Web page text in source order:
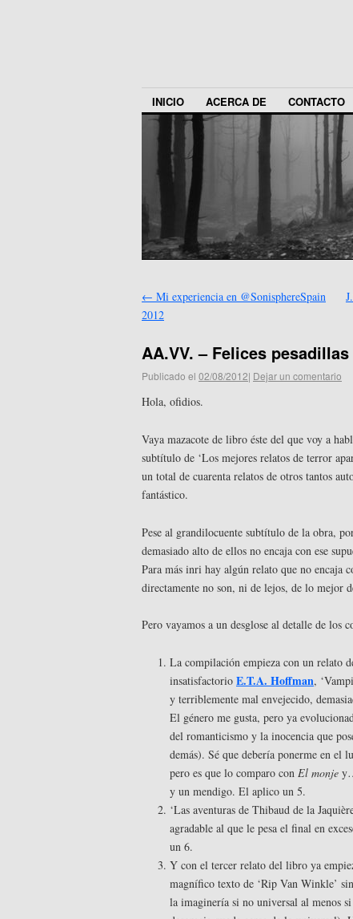
INICIO ACERCA DE CONTACTO
← Mi experiencia en @SonisphereSpain
2012
AA.VV. – Felices pesadillas
Publicado el 02/08/2012| Dejar un comentario
Hola, ofidios.
Vaya mazacote de libro éste del que voy a
subtítulo de ‘Los mejores relatos de terror
un total de cuarenta relatos de otros tantos
fantástico.
Pese al grandilocuente subtítulo de la obra,
demasiado alto de ellos no encaja con ese
Para más inri hay algún relato que no encaja
directamente no son, ni de lejos, de lo mejor
Pero vayamos a un desglose al detalle de los
La compilación empieza con un relato
insatisfactorio E.T.A. Hoffman,
y terriblemente mal envejecido,
El género me gusta, pero ya
del romanticismo y la inocencia que
demás). Sé que debería ponerme en
pero es que lo comparo con El monje
y un mendigo. El aplico un 5.
‘Las aventuras de Thibaud de la
agradable al que le pesa el final en
un 6.
Y con el tercer relato del libro ya
magnífico texto de ‘Rip Van Winkle’
la imaginería si no universal al menos